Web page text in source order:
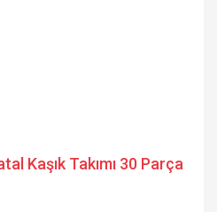
Kaşık Takımı 30 Parça